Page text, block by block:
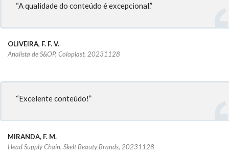
“A qualidade do conteúdo é excepcional.”
OLIVEIRA, F. F. V.
Analista de S&OP, Coloplast, 20231128
“Excelente conteúdo!”
MIRANDA, F. M.
Head Supply Chain, Skelt Beauty Brands, 20231128